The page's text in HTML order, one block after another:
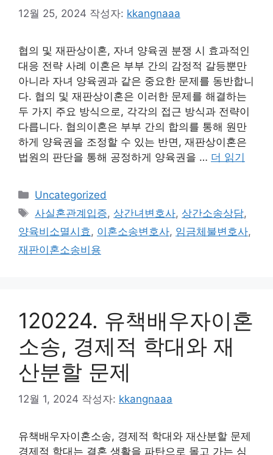
12월 25, 2024 작성자: kkangnaaa
협의 및 재판상이혼, 자녀 양육권 분쟁 시 효과적인
대응 전략 사례 이혼은 부부 간의 감정적 갈등뿐만
아니라 자녀 양육권과 같은 중요한 문제를 동반합니
다. 협의 및 재판상이혼은 이러한 문제를 해결하는
두 가지 주요 방식으로, 각각의 접근 방식과 전략이
다릅니다. 협의이혼은 부부 간의 합의를 통해 원만
하게 양육권을 조정할 수 있는 반면, 재판상이혼은
법원의 판단을 통해 공정하게 양육권을 … 더 읽기
카
테
리
Uncategorized
태
그
사실혼관계입증, 상간녀변호사, 상간소송상담,
양육비소멸시효, 이혼소송변호사, 임금체불변호사,
재판이혼소송비용
120224. 유책배우자이혼
소송, 경제적 학대와 재
산분할 문제
12월 1, 2024 작성자: kkangnaaa
유책배우자이혼소송, 경제적 학대와 재산분할 문제
경제적 학대는 결혼 생활을 파탄으로 몰고 가는 심